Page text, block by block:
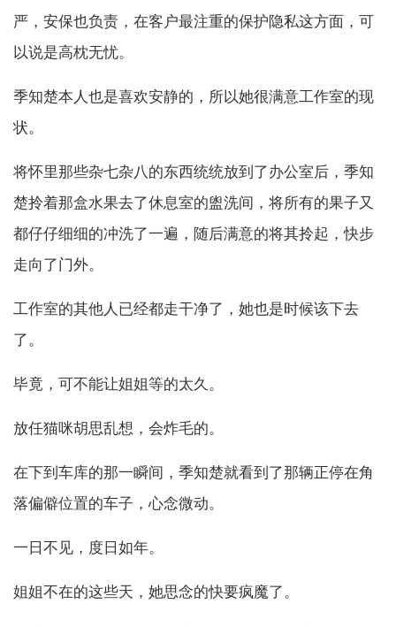
严，安保也负责，在客户最注重的保护隐私这方面，可
以说是高枕无忧。
季知楚本人也是喜欢安静的，所以她很满意工作室的现
状。
将怀里那些杂七杂八的东西统统放到了办公室后，季知
楚拎着那盒水果去了休息室的盥洗间，将所有的果子又
都仔仔细细的冲洗了一遍，随后满意的将其拎起，快步
走向了门外。
工作室的其他人已经都走干净了，她也是时候该下去
了。
毕竟，可不能让姐姐等的太久。
放任猫咪胡思乱想，会炸毛的。
在下到车库的那一瞬间，季知楚就看到了那辆正停在角
落偏僻位置的车子，心念微动。
一日不见，度日如年。
姐姐不在的这些天，她思念的快要疯魔了。